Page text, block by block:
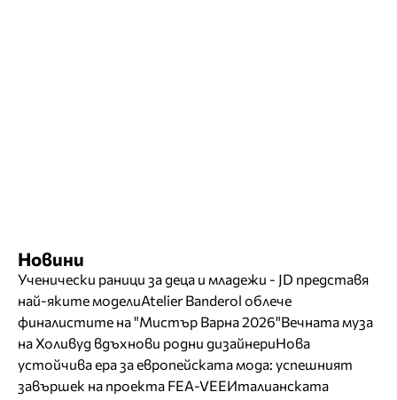
Новини
Ученически раници за деца и младежи - JD представя
най-яките моделиAtelier Banderol облече
финалистите на "Мистър Варна 2026"Вечната муза
на Холивуд вдъхнови родни дизайнериНова
устойчива ера за европейската мода: успешният
завършек на проекта FEA-VEEИталианската